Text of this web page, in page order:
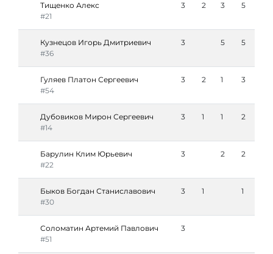
Тищенко Алекс
#21
3 2 3 5
Кузнецов Игорь Дмитриевич
#36
3 5 5
Гуляев Платон Сергеевич
#54
3 2 1 3
Дубовиков Мирон Сергеевич
#14
3 1 1 2
Барулин Клим Юрьевич
#22
3 2 2
Быков Богдан Станиславович
#30
3 1 1
Соломатин Артемий Павлович
#51
3